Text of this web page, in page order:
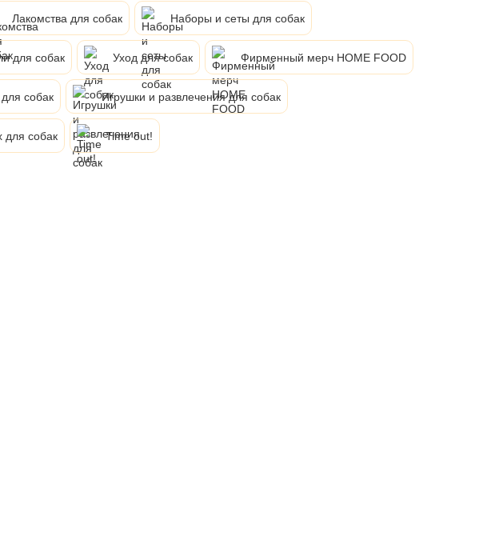
Лакомства для собак Наборы и сеты для собак
для собак Уход для собак Фирменный мерч HOME FOOD
собак Игрушки и развлечения для собак
для собак Time out!